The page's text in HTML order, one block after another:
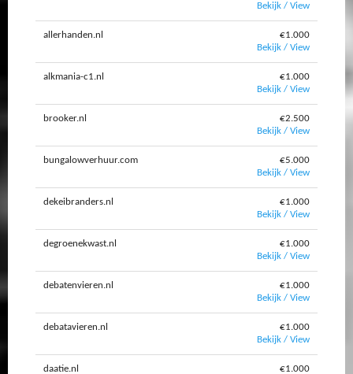
Bekijk / View
allerhanden.nl
€1.000
Bekijk / View
alkmania-c1.nl
€1.000
Bekijk / View
brooker.nl
€2.500
Bekijk / View
bungalowverhuur.com
€5.000
Bekijk / View
dekeibranders.nl
€1.000
Bekijk / View
degroenekwast.nl
€1.000
Bekijk / View
debatenvieren.nl
€1.000
Bekijk / View
debatavieren.nl
€1.000
Bekijk / View
daatie.nl €1.000